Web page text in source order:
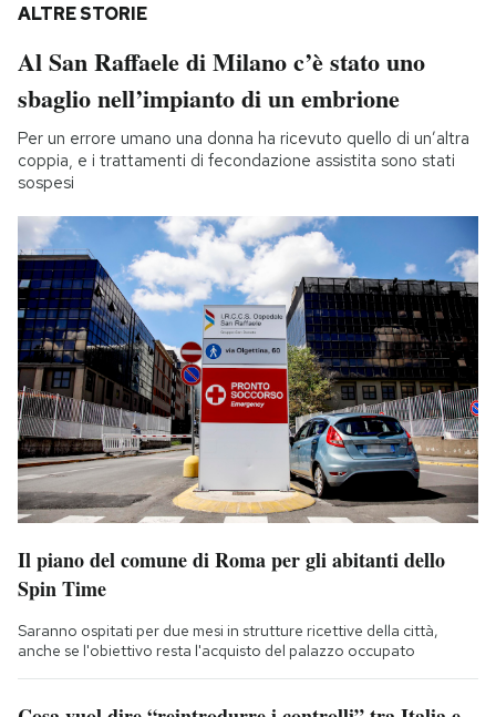
ALTRE STORIE
Al San Raffaele di Milano c’è stato uno
sbaglio nell’impianto di un embrione
Per un errore umano una donna ha ricevuto quello di un’altra
coppia, e i trattamenti di fecondazione assistita sono stati
sospesi
Il piano del comune di Roma per gli abitanti dello
Spin Time
Saranno ospitati per due mesi in strutture ricettive della città,
anche se l'obiettivo resta l'acquisto del palazzo occupato